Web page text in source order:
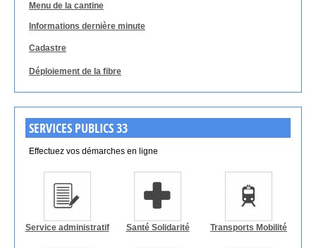
Menu de la cantine
Informations dernière minute
Cadastre
Déploiement de la fibre
SERVICES PUBLICS 33
Effectuez vos démarches en ligne
Service administratif Santé Solidarité Transports Mobilité